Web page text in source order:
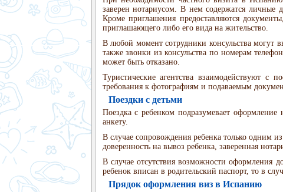
заверен нотариусом. В нем содержатся
Кроме приглашения предоставляются
приглашающего либо его вида на жительство.
В любой момент сотрудники консульства могут
также звонки из консульства по номерам
может быть отказано.
Туристические агентства взаимодействуют
требования к фотографиям и подаваемым
Поездки с детьми
Поездка с ребенком подразумевает
анкету.
В случае сопровождения ребенка только одним
доверенность на вывоз ребенка, заверенная
В случае отсутствия возможности оформления
ребенок вписан в родительский паспорт, то в
Прядок оформления виз в Испанию